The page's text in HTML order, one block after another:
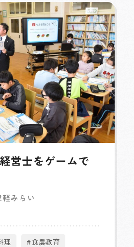
営士をゲームで
みらい
理 #食農教育